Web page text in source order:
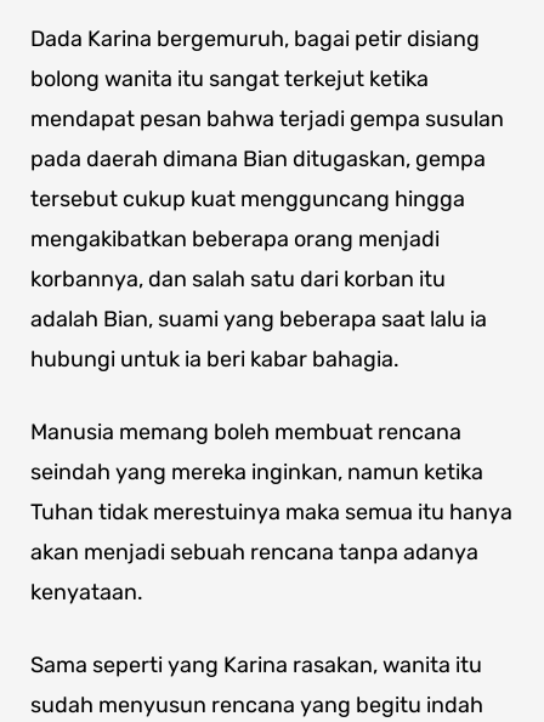
Dada Karina bergemuruh, bagai petir disiang
bolong wanita itu sangat terkejut ketika
mendapat pesan bahwa terjadi gempa susulan
pada daerah dimana Bian ditugaskan, gempa
tersebut cukup kuat mengguncang hingga
mengakibatkan beberapa orang menjadi
korbannya, dan salah satu dari korban itu
adalah Bian, suami yang beberapa saat lalu ia
hubungi untuk ia beri kabar bahagia.
Manusia memang boleh membuat rencana
seindah yang mereka inginkan, namun ketika
Tuhan tidak merestuinya maka semua itu hanya
akan menjadi sebuah rencana tanpa adanya
kenyataan.
Sama seperti yang Karina rasakan, wanita itu
sudah menyusun rencana yang begitu indah